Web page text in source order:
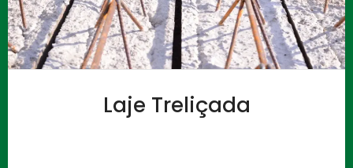
Laje Treliçada